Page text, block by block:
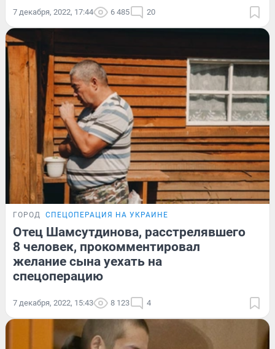
7 декабря, 2022, 17:44 6 485 20
ГОРОД СПЕЦОПЕРАЦИЯ НА УКРАИНЕ
Отец Шамсутдинова, расстрелявшего
8 человек, прокомментировал
желание сына уехать на
спецоперацию
7 декабря, 2022, 15:43 8 123 4